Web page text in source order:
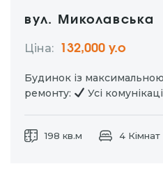
вул. Миколавська
Ціна: 132,000 у.о
Будинок із
ремонту:
Усі
всьому периметру ділянки
198 кв.м 4 Кімнат